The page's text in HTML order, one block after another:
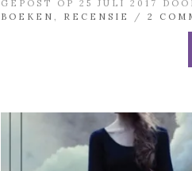
GEPOST OP 25 JULI 2017
BOEKEN , RECENSIE / 2